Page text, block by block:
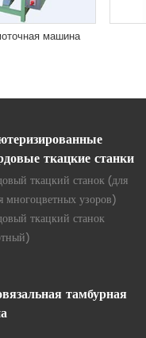
машина
ткацкие станки
ткацкий станок (для
многоцветных узоров)
ткацкий станок
тамбурная